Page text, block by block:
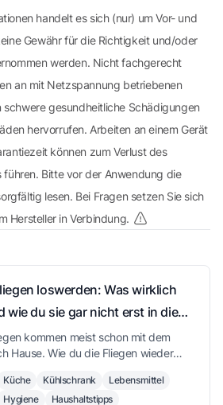
handelt es sich (nur) um Vor- und
Gewähr für die Richtigkeit und/oder
werden. Nicht fachgerecht
an mit Netzspannung betriebenen
schwere gesundheitliche Schädigungen
hervorrufen. Arbeiten an einem Gerät
können zum Verlust des
führen. Bitte vor der Anwendung die
lesen. Bei Fragen setzen Sie sich
Hersteller in Verbindung.
loswerden: Was wirklich
wie du sie gar nicht erst in die
kommen meist schon mit dem
Hause. Wie du die Fliegen wieder
die Vermehrung ausbremst und an
Stellen in der Küche die nächste
Küche Kühlschrank
Lebensmittel
Hygiene
Haushaltstipps